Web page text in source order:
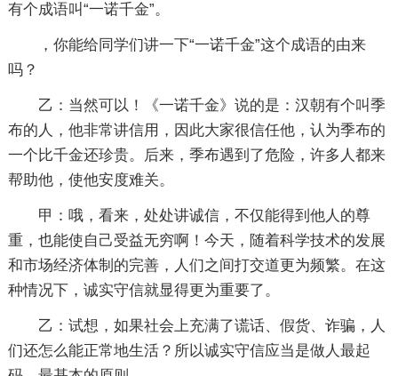
有个成语叫“一诺千金”。
，你能给同学们讲一下“一诺千金”这个成语的由来
吗？
乙：当然可以！《一诺千金》说的是：汉朝有个叫季
布的人，他非常讲信用，因此大家很信任他，认为季布的
一个比千金还珍贵。后来，季布遇到了危险，许多人都来
帮助他，使他安度难关。
甲：哦，看来，处处讲诚信，不仅能得到他人的尊
重，也能使自己受益无穷啊！今天，随着科学技术的发展
和市场经济体制的完善，人们之间打交道更为频繁。在这
种情况下，诚实守信就显得更为重要了。
乙：试想，如果社会上充满了谎话、假货、诈骗，人
们还怎么能正常地生活？所以诚实守信应当是做人最起